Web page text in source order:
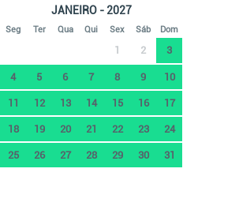
JANEIRO - 2027
Seg Ter Qua Qui Sex Sáb Dom
1 2 3
4 5 6 7 8 9 10
11 12 13 14 15 16 17
18 19 20 21 22 23 24
25 26 27 28 29 30 31